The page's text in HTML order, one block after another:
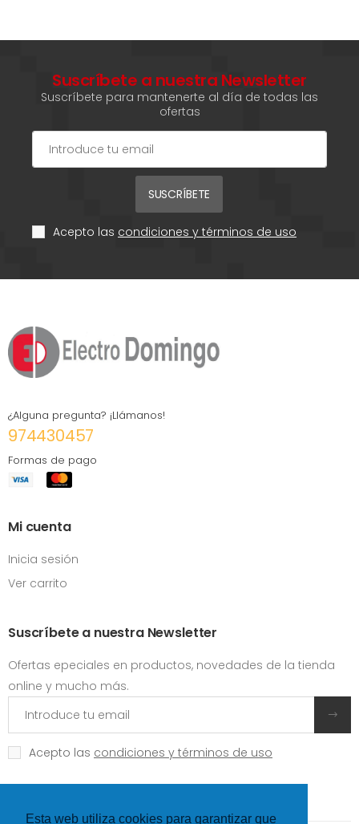
Esta web utiliza cookies para garantizar que
Suscríbete a nuestra Newsletter
Suscríbete para mantenerte al día de todas las
ofertas
SUSCRÍBETE
Acepto las condiciones y términos de uso
¿Alguna pregunta? ¡Llámanos!
974430457
Formas de pago
Mi cuenta
Inicia sesión
Ver carrito
Suscríbete a nuestra Newsletter
Ofertas epeciales en productos, novedades de la tienda
online y mucho más.
Acepto las condiciones y términos de uso